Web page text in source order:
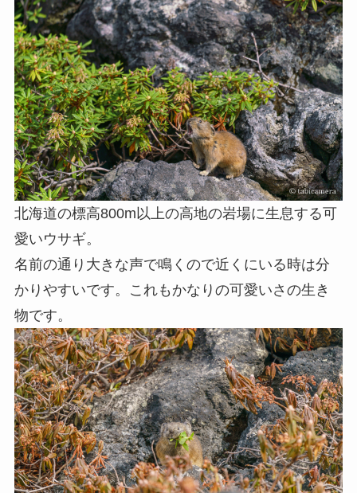
北海道の標高800m以上の高地の岩場に生息する可
愛いウサギ。
名前の通り大きな声で鳴くので近くにいる時は分
かりやすいです。これもかなりの可愛いさの生き
物です。